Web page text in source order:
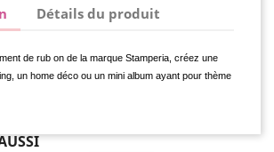
Détails du produit
de rub on de la marque Stamperia, créez une
un home déco ou un mini album ayant pour thème